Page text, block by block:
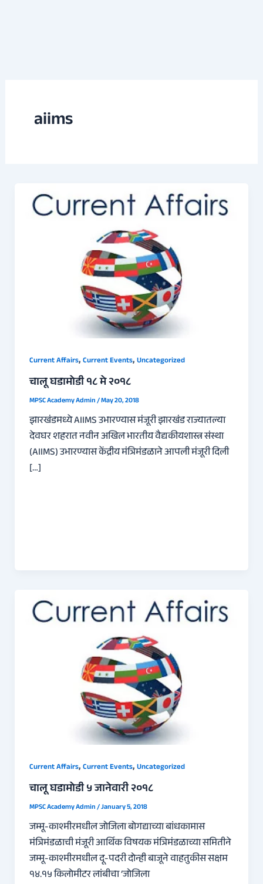
aiims
Current Affairs,Current Events,Uncategorized
चालू घडामोडी १८ मे २०१८
MPSC Academy Admin/May 20, 2018
झारखंडमध्ये AIIMS उभारण्यास मंजूरी झारखंड राज्यातल्या
देवघर शहरात नवीन अखिल भारतीय वैद्यकीयशास्त्र संस्था
(AIIMS) उभारण्यास केंद्रीय मंत्रिमंडळाने आपली मंजूरी दिली
[…]
Current Affairs,Current Events,Uncategorized
चालू घडामोडी ५ जानेवारी २०१८
MPSC Academy Admin/January 5, 2018
जम्मू-काश्मीरमधील जोजिला बोगद्याच्या बांधकामास
मंत्रिमंडळाची मंजूरी आर्थिक विषयक मंत्रिमंडळाच्या समितीने
जम्मू-काश्मीरमधील दू-पदरी दोन्ही बाजूने वाहतुकीस सक्षम
१४.१५ किलोमीटर लांबीचा ‘जोजिला